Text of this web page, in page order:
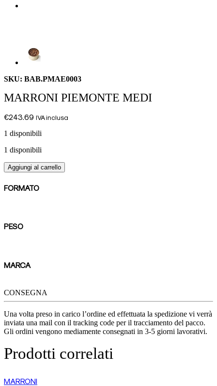
SKU: BAB.PMAE0003
MARRONI PIEMONTE MEDI
€243.69 IVA inclusa
1 disponibili
1 disponibili
MARRONI
PIEMONTE
MEDI
quantità
Aggiungi al carrello
FORMATO
PESO
MARCA
CONSEGNA
Una volta preso in carico l’ordine ed effettuata la spedizione vi verrà
inviata una mail con il tracking code per il tracciamento del pacco.
Gli ordini vengono mediamente consegnati in 3-5 giorni lavorativi.
Prodotti correlati
MARRONI